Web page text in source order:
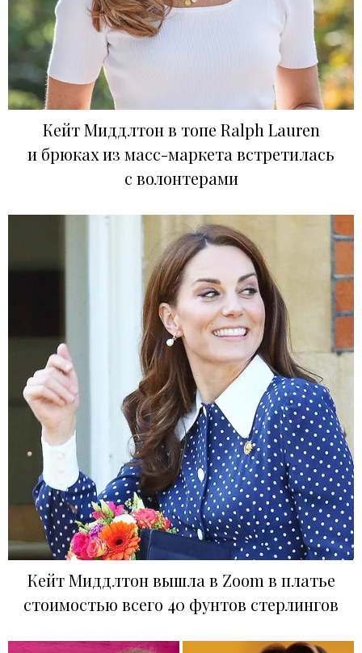
Кейт Миддлтон в топе Ralph Lauren
и брюках из масс-маркета встретилась
с волонтерами
Кейт Миддлтон вышла в Zoom в платье
стоимостью всего 40 фунтов стерлингов